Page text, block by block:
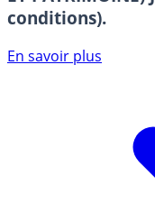
conditions).
En savoir plus